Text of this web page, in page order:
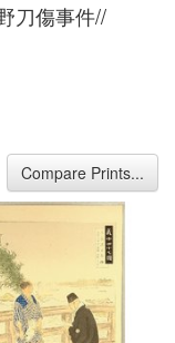
刀傷事件//
Compare Prints...